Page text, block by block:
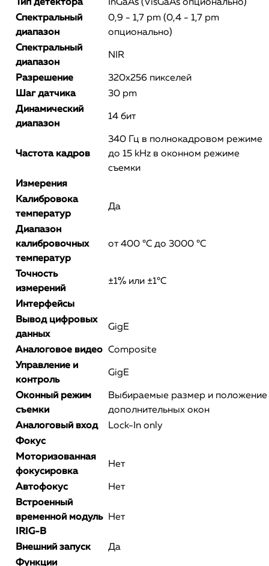
Тип детектора
InGaAs (VisGaAs опционально)
Спектральный
диапазон
0,9 - 1,7 pm (0,4 - 1,7 pm
опционально)
Спектральный
диапазон
NIR
Разрешение
320x256 пикселей
Шаг датчика
30 pm
Динамический
диапазон
14 бит
Частота кадров
340 Гц в полнокадровом режиме
до 15 kHz в оконном режиме
съемки
Измерения
Калибровока
температур
Да
Диапазон
калибровочных
температур
от 400 °С до 3000 °С
Точность
измерений
±1% или ±1°C
Интерфейсы
Вывод цифровых
данных
GigE
Аналоговое видео Composite
Управление и
контроль
GigE
Оконный режим
съемки
Выбираемые размер и положение
дополнительных окон
Аналоговый вход
Lock-In only
Фокус
Моторизованная
фокусировка
Нет
Автофокус
Нет
Встроенный
временной модуль
IRIG-B
Нет
Внешний запуск
Да
Функции